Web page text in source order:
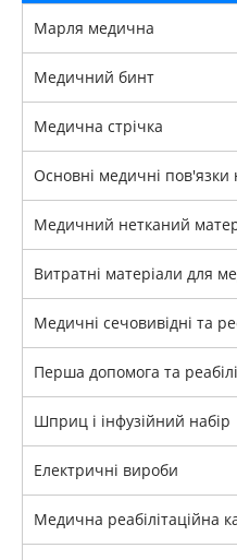
Марля медична
Медичний бинт
Медична стрічка
Основні медичні пов'язки
Медичний нетканий
Витратні матеріали для
Медичні сечовивідні та
Перша допомога та
Шприц і інфузійний набір
Електричні вироби
Медична реабілітаційна